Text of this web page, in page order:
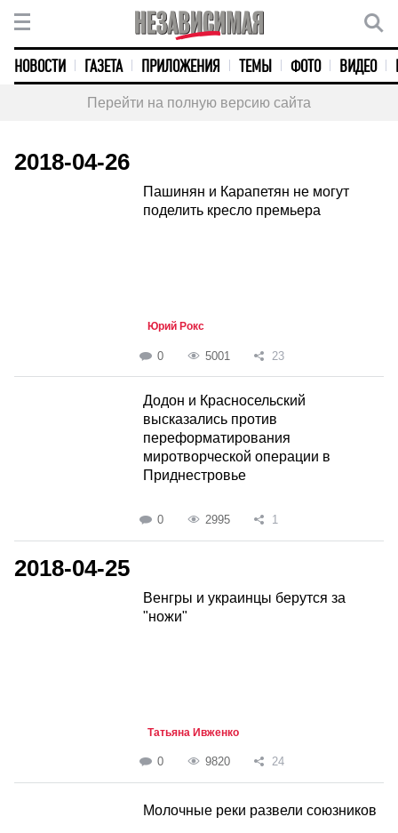
НОВОСТИ ГАЗЕТА ПРИЛОЖЕНИЯ ТЕМЫ ФОТО ВИДЕО
Перейти на полную версию сайта
2018-04-26
Пашинян и Карапетян не могут
поделить кресло премьера
Юрий Рокс
0 5001 23
Додон и Красносельский
высказались против
переформатирования
миротворческой операции в
Приднестровье
0 2995 1
2018-04-25
Венгры и украинцы берутся за
"ножи"
Татьяна Ивженко
0 9820 24
Молочные реки развели союзников